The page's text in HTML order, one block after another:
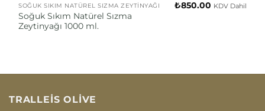
SOĞUK SIKIM NATÜREL SIZMA ZEYTINYAĞI
Soğuk Sıkım Natürel Sızma
Zeytinyağı 1000 ml.
₺850.00 KDV Dahil
TRALLEIS OLIVE